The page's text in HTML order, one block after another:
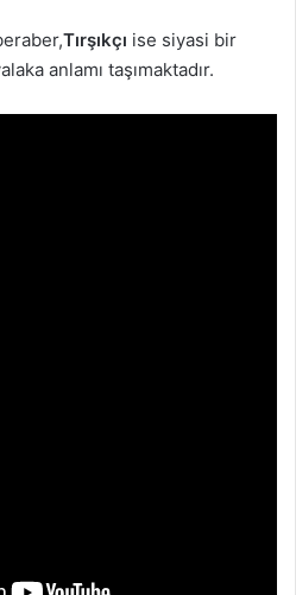
Tırşıkçı ise siyasi bir
anlamı taşımaktadır.